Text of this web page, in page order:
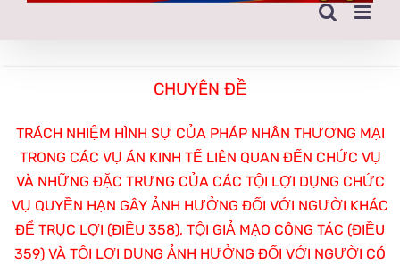
CHUYÊN ĐỀ
TRÁCH NHIỆM HÌNH SỰ CỦA PHÁP NHÂN THƯƠNG MẠI
TRONG CÁC VỤ ÁN KINH TẾ LIÊN QUAN ĐẾN CHỨC VỤ
VÀ NHỮNG ĐẶC TRƯNG CỦA CÁC TỘI LỢI DỤNG CHỨC
VỤ QUYỀN HẠN GÂY ẢNH HƯỞNG ĐỐI VỚI NGƯỜI KHÁC
ĐỂ TRỤC LỢI (ĐIỀU 358), TỘI GIẢ MẠO CÔNG TÁC (ĐIỀU
359) VÀ TỘI LỢI DỤNG ẢNH HƯỞNG ĐỐI VỚI NGƯỜI CÓ